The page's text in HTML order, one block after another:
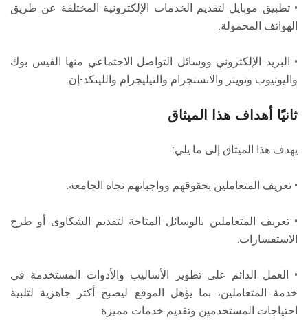
الدراسات العليا
الخريجين
• تطبيق موبايل لتقديم الخدمات الإلكترونية المختلفة عن طريق
الهواتف المحمولة.
• البريد الإلكتروني ووسائل التواصل الاجتماعي منها الفيس بوك
واليوتيوب وتويتر والانستجرام والتيليجرام واللينكد-إن.
ثانيًا أهداف هذا الميثاق
يهدف هذا الميثاق إلى ما يلي:
• تعريف المتعاملين بحقوقهم وواجباتهم تجاه الجامعة.
• تعريف المتعاملين بالوسائل المتاحة لتقديم الشكاوى أو طرح
الاستفسارات.
• العمل الدائم على تطوير الأساليب والأدوات المستخدمة في
خدمة المتعاملين، بما يؤهل الموقع ليصبح أكثر جاهزية لتلبية
احتياجات المستخدمين وتقديم خدمات مميزة.